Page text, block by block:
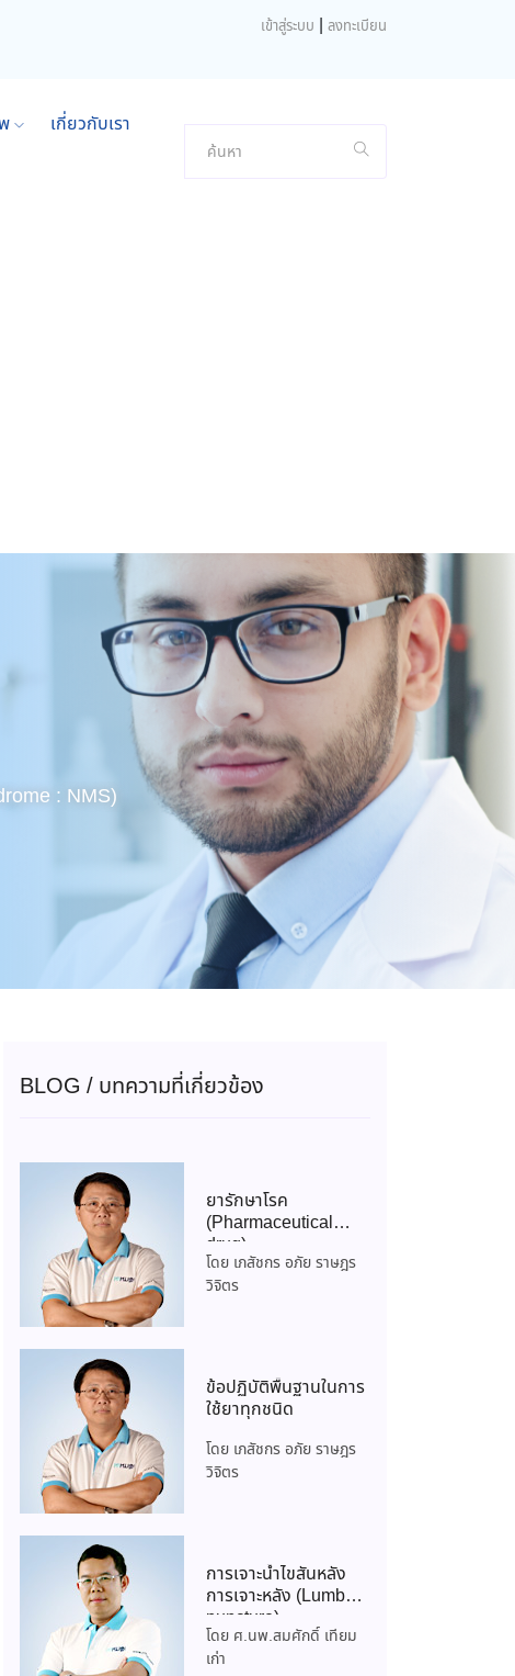
เข้าสู่ระบบ | ลงทะเบียน
เกี่ยวกับเรา
: NMS)
BLOG / บทความที่เกี่ยวข้อง
ยารักษาโรค
(Pharmaceutical
drug)
โดย เภสัชกร อภัย ราษฎร
วิจิตร
ข้อปฏิบัติพื้นฐานในการ
ใช้ยาทุกชนิด
โดย เภสัชกร อภัย ราษฎร
วิจิตร
การเจาะน้ำไขสันหลัง
การเจาะหลัง (Lumbar
puncture)
โดย ศ.นพ.สมศักดิ์ เทียม
เก่า